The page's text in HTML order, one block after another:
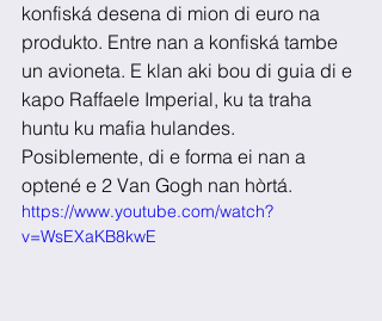
konfiská desena di mion di euro na
produkto. Entre nan a konfiská tambe
un avioneta. E klan aki bou di guia di e
kapo Raffaele Imperial, ku ta traha
huntu ku mafia hulandes.
Posiblemente, di e forma ei nan a
optené e 2 Van Gogh nan hòrtá.
https://www.youtube.com/watch?
v=WsEXaKB8kwE